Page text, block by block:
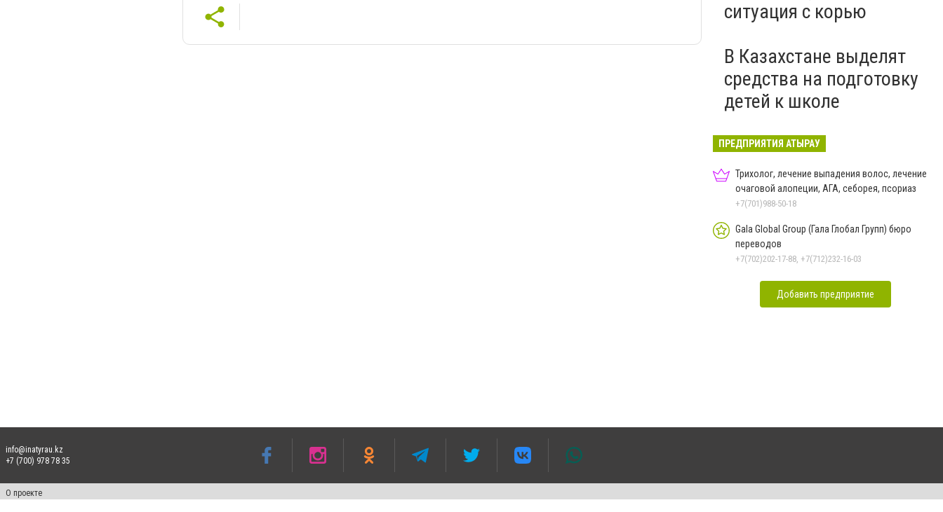
ситуация с корью
В Казахстане выделят
средства на подготовку
детей к школе
ПРЕДПРИЯТИЯ АТЫРАУ
Трихолог, лечение выпадения волос, лечение
очаговой алопеции, АГА, себорея, псориаз
+7(701)988-50-18
Gala Global Group (Гала Глобал Групп) бюро
переводов
+7(702)202-17-88, +7(712)232-16-03
Добавить предприятие
info@inatyrau.kz
+7 (700) 978 78 35
О проекте